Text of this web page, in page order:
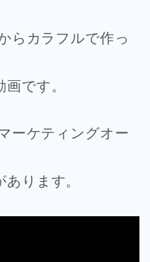
らカラフルで作っ
です。
ーケティングオー
ります。